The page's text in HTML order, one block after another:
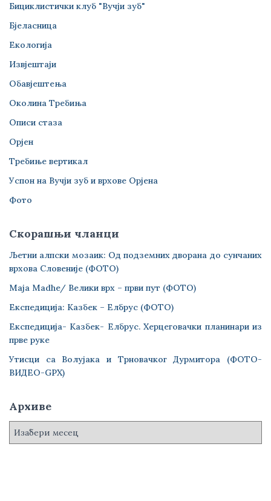
Бициклистички клуб "Вучји зуб"
Бјеласница
Екологија
Извјештаји
Обавјештења
Околина Требиња
Описи стаза
Орјен
Требиње вертикал
Успон на Вучји зуб и врхове Орјена
Фото
Скорашњи чланци
Љетни алпски мозаик: Од подземних дворана до сунчаних
врхова Словеније (ФОТО)
Maja Madhe/ Велики врх – први пут (ФОТО)
Експедиција: Казбек – Елбрус (ФОТО)
Експедиција- Казбек- Елбрус. Херцеговачки планинари из
прве руке
Утисци са Волујака и Трновачког Дурмитора (ФОТО-
ВИДЕО-GPX)
Архиве
А